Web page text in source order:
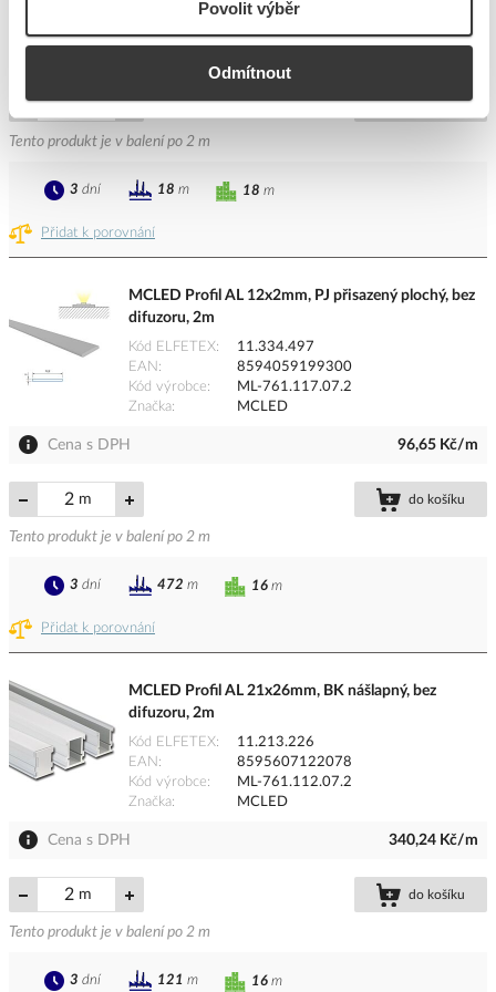
Povolit výběr
Odmítnout
MCLED
Cena s DPH 159,88 Kč/m
m do košíku
Tento produkt je v balení po 2 m
Přidat k porovnání
18 m
3 dní 18 m
MCLED Profil AL 12x2mm, PJ přisazený plochý, bez
difuzoru, 2m
Kód ELFETEX
11.334.497
EAN
8594059199300
Kód výrobce
ML-761.117.07.2
Značka
MCLED
Cena s DPH 96,65 Kč/m
m do košíku
Tento produkt je v balení po 2 m
Přidat k porovnání
16 m
3 dní 472 m
MCLED Profil AL 21x26mm, BK nášlapný, bez
difuzoru, 2m
Kód ELFETEX
11.213.226
EAN
8595607122078
Kód výrobce
ML-761.112.07.2
Značka
MCLED
Cena s DPH 340,24 Kč/m
m do košíku
Tento produkt je v balení po 2 m
16 m
3 dní 121 m